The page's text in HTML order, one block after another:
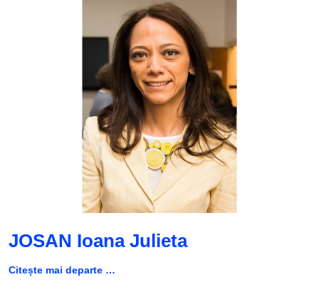
JOSAN Ioana Julieta
Citește mai departe …